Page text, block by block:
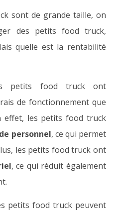
sont de grande taille, on
des petits food truck,
quelle est la rentabilité
petits food truck ont
de fonctionnement que
effet, les petits food truck
personnel, ce qui permet
les petits food truck ont
, ce qui réduit également
petits food truck peuvent